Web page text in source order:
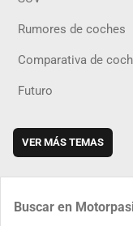
Rumores de coches
Comparativa de
Futuro
VER MÁS TEMAS